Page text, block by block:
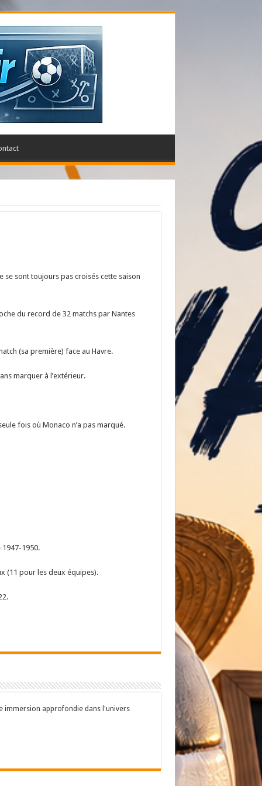
se sont toujours pas croisés cette saison
du record de 32 matchs par Nantes
(sa première) face au Havre.
marquer à l’extérieur.
fois où Monaco n’a pas marqué.
1950.
(11 pour les deux équipes).
immersion approfondie dans l'univers